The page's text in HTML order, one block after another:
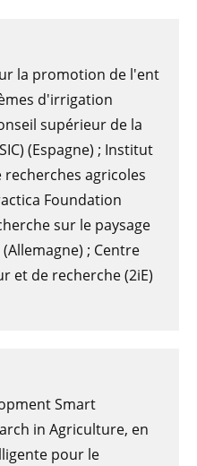
la promotion de l'ent
d'irrigation
supérieur de la
(Espagne) ; Institut
agricoles
Foundation
sur le paysage
; Centre
et de recherche (2iE)
Smart
in Agriculture, en
pour le